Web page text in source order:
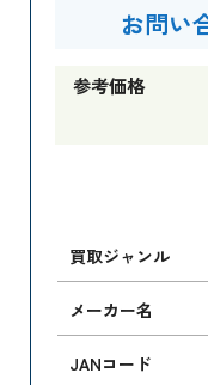
お問い
参考価格
買取ジャンル
メーカー名
JANコード